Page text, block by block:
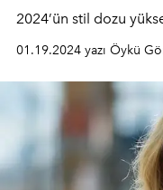
2024’ün stil dozu
01.19.2024 yazı Öykü